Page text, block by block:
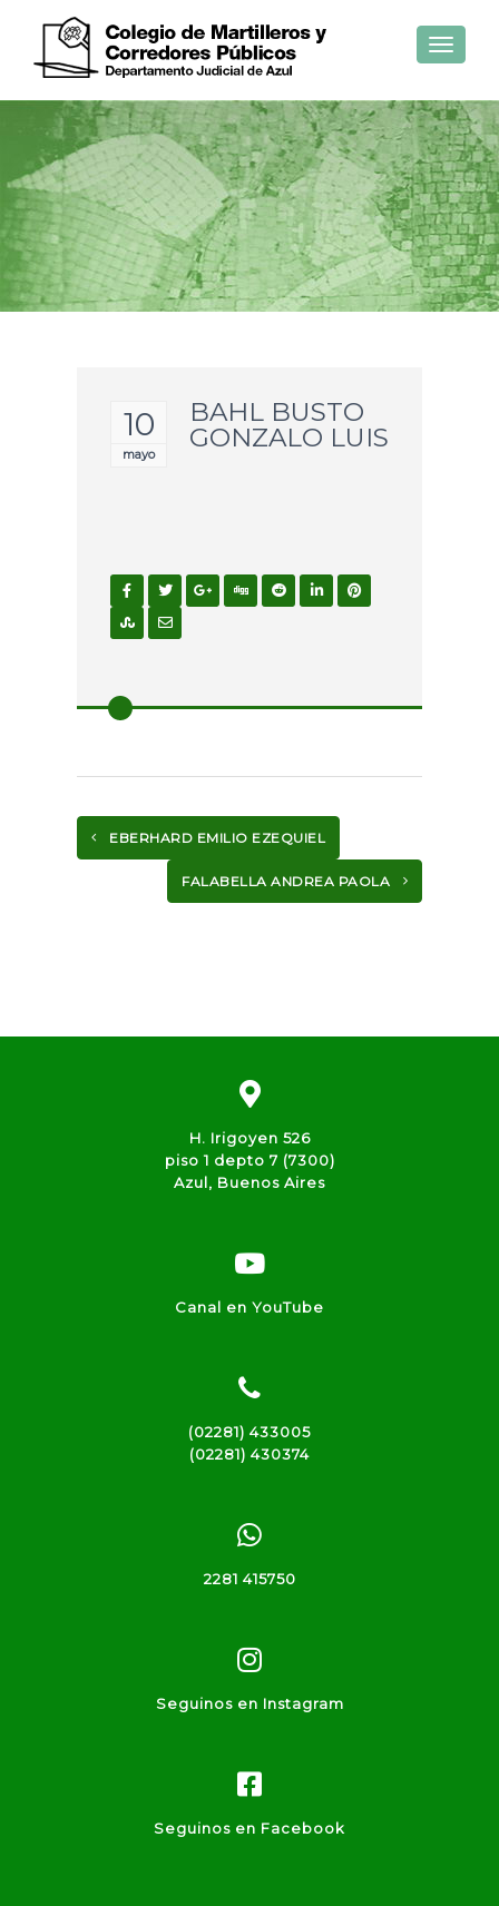
Toggle
10
mayo
BAHL BUSTO
GONZALO LUIS
EBERHARD EMILIO EZEQUIEL
FALABELLA ANDREA PAOLA
H. Irigoyen 526
piso 1 depto 7 (7300)
Azul, Buenos Aires
Canal en YouTube
(02281) 433005
(02281) 430374
2281 415750
Seguinos en Instagram
Seguinos en Facebook